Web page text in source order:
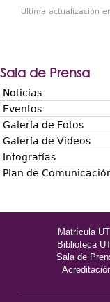
Última actualización
Sala de Prensa
Noticias
Eventos
Galería de Fotos
Galería de Videos
Infografías
Plan de
Matrícula
Biblioteca
Sala de